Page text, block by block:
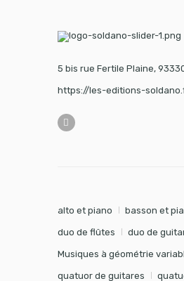
5 bis rue Fertile Plaine,
https://les-editions-
alto et piano basson et
duo de flûtes duo de
Musiques à géométrie
quatuor de guitares